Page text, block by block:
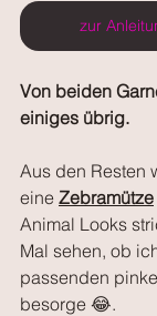
zur
Von beiden
einiges übrig.
Aus den Resten
eine Zebramütze
Animal Looks
Mal sehen, ob
passenden
besorge 😂.